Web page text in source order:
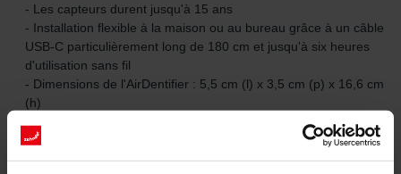
- Les capteurs durent jusqu'à 15 ans
- Installation flexible à la maison ou au bureau grâce à un câble
USB-C particulièrement long de 180 cm et jusqu'à six heures
d'utilisation sans fil
- Dimensions de l'AirDentifier : 5,5 cm (l) x 3,5 cm (p) x 16,6 cm
(h)
Numéro de catalogue: 400300300